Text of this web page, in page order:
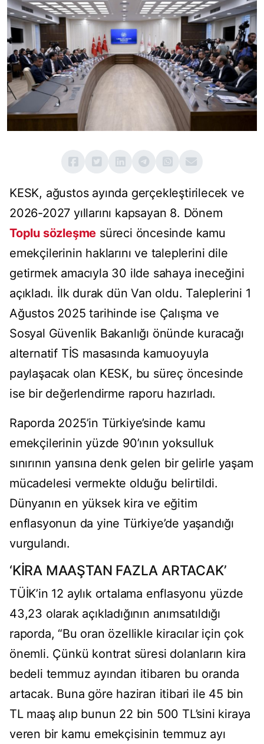
KESK, ağustos ayında gerçekleştirilecek ve
2026-2027 yıllarını kapsayan 8. Dönem
Toplu sözleşme süreci öncesinde kamu
emekçilerinin haklarını ve taleplerini dile
getirmek amacıyla 30 ilde sahaya ineceğini
açıkladı. İlk durak dün Van oldu. Taleplerini 1
Ağustos 2025 tarihinde ise Çalışma ve
Sosyal Güvenlik Bakanlığı önünde kuracağı
alternatif TİS masasında kamuoyuyla
paylaşacak olan KESK, bu süreç öncesinde
ise bir değerlendirme raporu hazırladı.
Raporda 2025’in Türkiye’sinde kamu
emekçilerinin yüzde 90’ının yoksulluk
sınırının yarısına denk gelen bir gelirle yaşam
mücadelesi vermekte olduğu belirtildi.
Dünyanın en yüksek kira ve eğitim
enflasyonun da yine Türkiye’de yaşandığı
vurgulandı.
‘KİRA MAAŞTAN FAZLA ARTACAK’
TÜİK’in 12 aylık ortalama enflasyonu yüzde
43,23 olarak açıkladığının anımsatıldığı
raporda, “Bu oran özellikle kiracılar için çok
önemli. Çünkü kontrat süresi dolanların kira
bedeli temmuz ayından itibaren bu oranda
artacak. Buna göre haziran itibari ile 45 bin
TL maaş alıp bunun 22 bin 500 TL’sini kiraya
veren bir kamu emekçisinin temmuz ayı